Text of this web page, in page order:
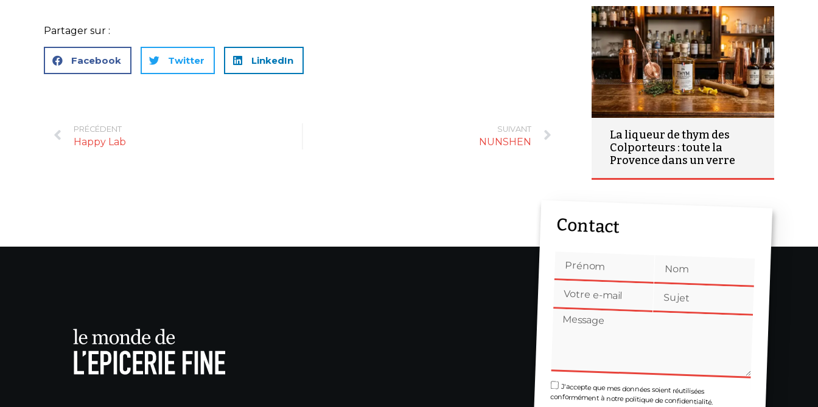
Partager sur :
Facebook Twitter LinkedIn
PRÉCÉDENT
Happy Lab
SUIVANT
NUNSHEN
La liqueur de thym des
Colporteurs : toute la
Provence dans un verre
Contact
J'accepte que mes données soient réutilisées
conformément à notre politique de confidentialité.